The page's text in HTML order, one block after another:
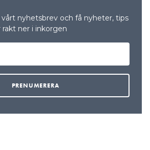
vårt nyhetsbrev och få nyheter, tips
ner i inkorgen